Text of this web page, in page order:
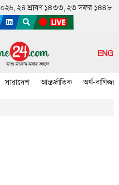
২৪ শ্রাবণ ১৪৩৩, ২৩ সফর ১৪৪৮
ENG
সারাদেশ আন্তর্জাতিক অর্থ-বাণিজ্য